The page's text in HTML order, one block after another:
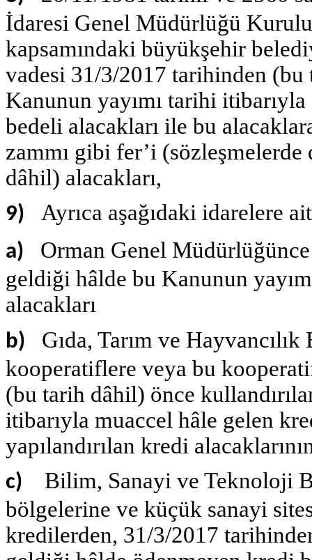
İdaresi Genel Müdürlüğü
kapsamındaki büyükşehir
vadesi 31/3/2017 tarihinden
Kanunun yayımı tarihi
bedeli alacakları ile bu
zammı gibi fer’i
dâhil) alacakları,
9) Ayrıca aşağıdaki idarelere
a)
Orman Genel
geldiği hâlde bu Kanunun
alacakları
b)
Gıda, Tarım ve Hayvancılık
kooperatiflere veya bu
(bu tarih dâhil) önce
itibarıyla muaccel hâle gelen
yapılandırılan kredi
c)
Bilim, Sanayi ve Teknoloji
bölgelerine ve küçük sanayi
kredilerden, 31/3/2017